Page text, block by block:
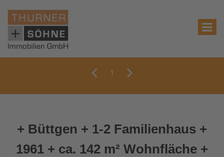
1
+ Büttgen + 1-2 Familienhaus +
1961 + ca. 142 m² Wohnfläche +